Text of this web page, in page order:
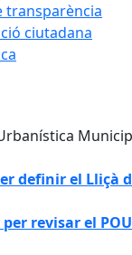
transparència
ciutadana
definir el Lliçà
per revisar el